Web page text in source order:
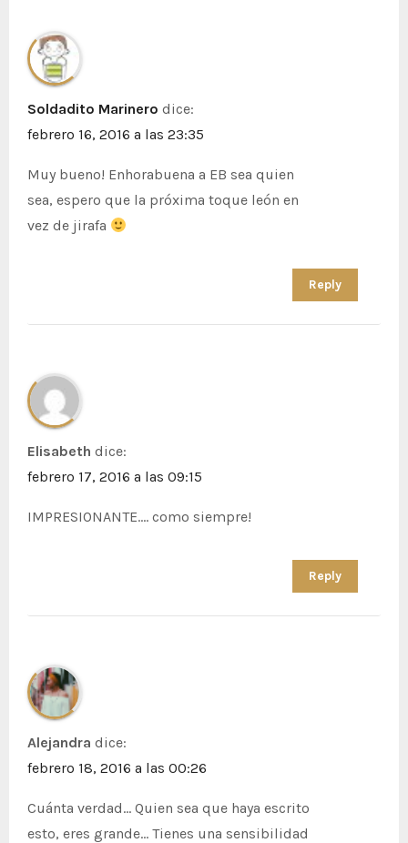
Soldadito Marinero dice:
febrero 16, 2016 a las 23:35
Muy bueno! Enhorabuena a EB sea quien
sea, espero que la próxima toque león en
vez de jirafa
Reply
Elisabeth dice:
febrero 17, 2016 a las 09:15
IMPRESIONANTE…. como siempre!
Reply
Alejandra dice:
febrero 18, 2016 a las 00:26
Cuánta verdad… Quien sea que haya escrito
esto, eres grande… Tienes una sensibilidad